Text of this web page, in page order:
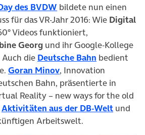
des BVDW bildete nun einen
für das VR-Jahr 2016: Wie Digital
Videos funktioniert,
Georg und ihr Google-Kollege
Auch die Deutsche Bahn (öffnet in
bedient
Goran Minov(öffnet in neuem Tab)
, Innovation
Bahn, präsentierte in
Reality – new ways for the old
Aktivitäten aus der DB-Welt(öffnet
und
Arbeitswelt.